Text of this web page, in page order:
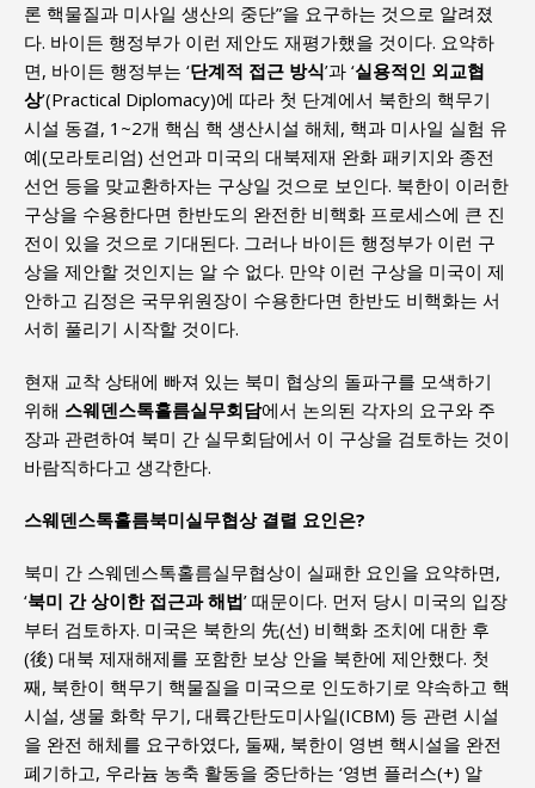
론 핵물질과 미사일 생산의 중단”을 요구하는 것으로 알려졌
다. 바이든 행정부가 이런 제안도 재평가했을 것이다. 요약하
면, 바이든 행정부는 ‘단계적 접근 방식’과 ‘실용적인 외교협
상’(Practical Diplomacy)에 따라 첫 단계에서 북한의 핵무기
시설 동결, 1~2개 핵심 핵 생산시설 해체, 핵과 미사일 실험 유
예(모라토리엄) 선언과 미국의 대북제재 완화 패키지와 종전
선언 등을 맞교환하자는 구상일 것으로 보인다. 북한이 이러한
구상을 수용한다면 한반도의 완전한 비핵화 프로세스에 큰 진
전이 있을 것으로 기대된다. 그러나 바이든 행정부가 이런 구
상을 제안할 것인지는 알 수 없다. 만약 이런 구상을 미국이 제
안하고 김정은 국무위원장이 수용한다면 한반도 비핵화는 서
서히 풀리기 시작할 것이다.
현재 교착 상태에 빠져 있는 북미 협상의 돌파구를 모색하기
위해 스웨덴스톡홀름실무회담에서 논의된 각자의 요구와 주
장과 관련하여 북미 간 실무회담에서 이 구상을 검토하는 것이
바람직하다고 생각한다.
스웨덴스톡홀름북미실무협상 결렬 요인은?
북미 간 스웨덴스톡홀름실무협상이 실패한 요인을 요약하면,
‘북미 간 상이한 접근과 해법’ 때문이다. 먼저 당시 미국의 입장
부터 검토하자. 미국은 북한의 先(선) 비핵화 조치에 대한 후
(後) 대북 제재해제를 포함한 보상 안을 북한에 제안했다. 첫
째, 북한이 핵무기 핵물질을 미국으로 인도하기로 약속하고 핵
시설, 생물 화학 무기, 대륙간탄도미사일(ICBM) 등 관련 시설
을 완전 해체를 요구하였다, 둘째, 북한이 영변 핵시설을 완전
폐기하고, 우라늄 농축 활동을 중단하는 ‘영변 플러스(+) 알